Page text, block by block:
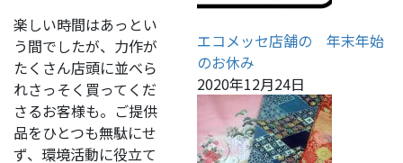
楽しい時間はあっとい
う間でしたが、力作が
たくさん店頭に並べら
れさっそく買ってくだ
さるお客様も。ご提供
品をひとつも無駄にせ
ず、環境活動に役立て
エコメッセ店舗の 年末年始
のお休み
2020年12月24日